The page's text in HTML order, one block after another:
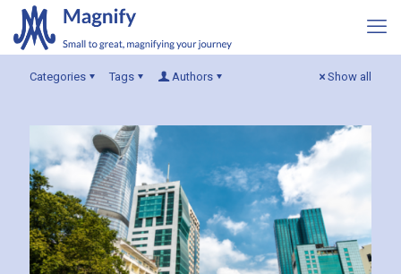
Categories Tags Authors Show all